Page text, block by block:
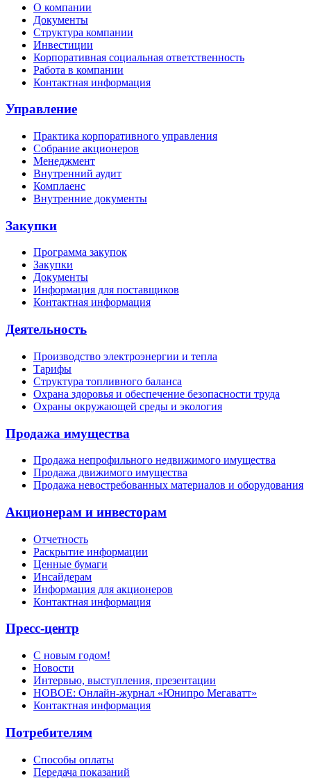
О компании
Документы
Структура компании
Инвестиции
Корпоративная социальная ответственность
Работа в компании
Контактная информация
Управление
Практика корпоративного управления
Собрание акционеров
Менеджмент
Внутренний аудит
Комплаенс
Внутренние документы
Закупки
Программа закупок
Закупки
Документы
Информация для поставщиков
Контактная информация
Деятельность
Производство электроэнергии и тепла
Тарифы
Структура топливного баланса
Охрана здоровья и обеспечение безопасности труда
Охраны окружающей среды и экология
Продажа имущества
Продажа непрофильного недвижимого имущества
Продажа движимого имущества
Продажа невостребованных материалов и оборудования
Акционерам и инвесторам
Отчетность
Раскрытие информации
Ценные бумаги
Инсайдерам
Информация для акционеров
Контактная информация
Пресс-центр
С новым годом!
Новости
Интервью, выступления, презентации
НОВОЕ: Онлайн-журнал «Юнипро Мегаватт»
Контактная информация
Потребителям
Способы оплаты
Передача показаний